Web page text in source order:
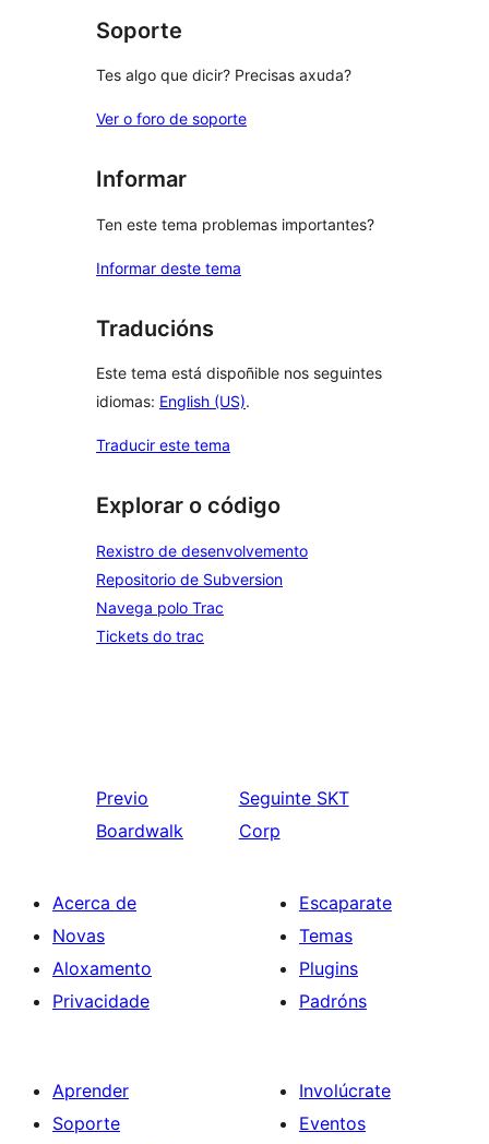
Soporte
Tes algo que dicir? Precisas axuda?
Ver o foro de soporte
Informar
Ten este tema problemas importantes?
Informar deste tema
Traducións
Este tema está dispoñible nos seguintes
idiomas: English (US).
Traducir este tema
Explorar o código
Rexistro de desenvolvemento
Repositorio de Subversion
Navega polo Trac
Tickets do trac
Previo
Boardwalk
Seguinte SKT
Corp
Acerca de
Novas
Aloxamento
Privacidade
Escaparate
Temas
Plugins
Padróns
Aprender
Soporte
Involúcrate
Eventos